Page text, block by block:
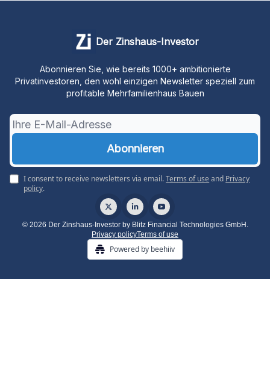
Der Zinshaus-Investor
Abonnieren Sie, wie bereits 1000+ ambitionierte
Privatinvestoren, den wohl einzigen Newsletter speziell zum
profitable Mehrfamilienhaus Bauen
I consent to receive newsletters via email.Terms of use and Privacy
policy.
© 2026 Der Zinshaus-Investor by Blitz Financial Technologies GmbH.
Privacy policyTerms of use
Powered by beehiiv